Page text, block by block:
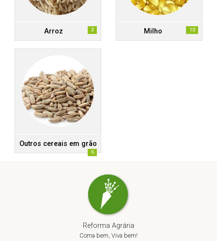
Arroz 3 Milho 10
Outros cereais em grão
6
Reforma Agrária
Coma bem, Viva bem!